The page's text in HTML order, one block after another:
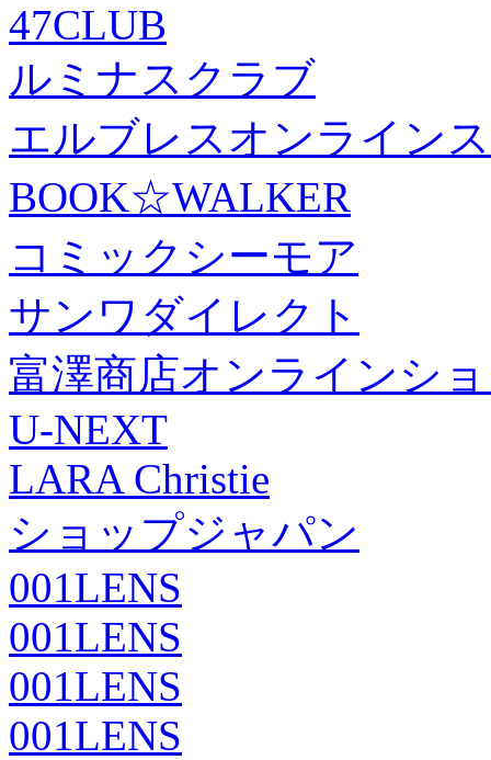
47CLUB
ルミナスクラブ
エルブレスオンライン
BOOK☆WALKER
コミックシーモア
サンワダイレクト
富澤商店オンラインシ
U-NEXT
LARA Christie
ショップジャパン
001LENS
001LENS
001LENS
001LENS